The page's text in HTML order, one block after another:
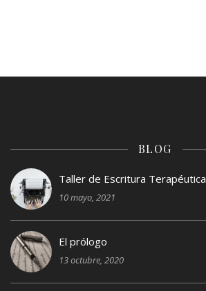
BLOG
Taller de Escritura Terapéutica
10 mayo, 2021
El prólogo
13 octubre, 2020